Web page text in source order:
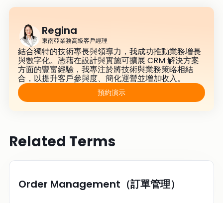
Regina
東南亞業務高級客戶經理
結合獨特的技術專長與領導力，我成功推動業務增長
與數字化。憑藉在設計與實施可擴展 CRM 解決方案
方面的豐富經驗，我專注於將技術與業務策略相結
合，以提升客戶參與度、簡化運營並增加收入。
預約演示
Related Terms
Order Management（訂單管理）